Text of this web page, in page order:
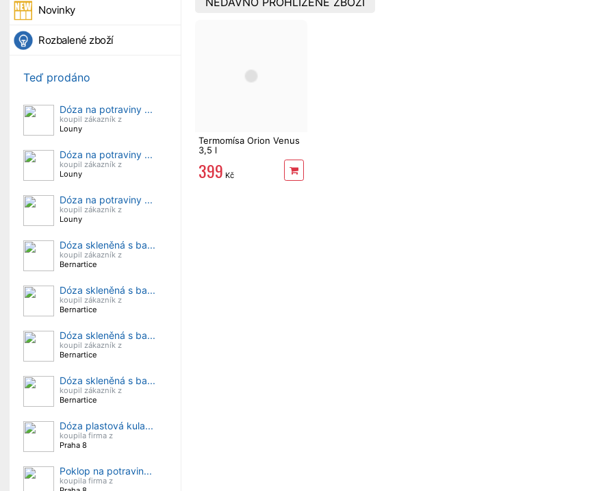
Novinky
Rozbalené zboží
Teď prodáno
Dóza na potraviny ...
koupil zákazník z
Louny
Dóza na potraviny ...
koupil zákazník z
Louny
Dóza na potraviny ...
koupil zákazník z
Louny
Dóza skleněná s ba...
koupil zákazník z
Bernartice
Dóza skleněná s ba...
koupil zákazník z
Bernartice
Dóza skleněná s ba...
koupil zákazník z
Bernartice
Dóza skleněná s ba...
koupil zákazník z
Bernartice
Dóza plastová kula...
koupila firma z
Praha 8
Poklop na potravin...
koupila firma z
Termomísa Orion Venus
3,5 l
399 Kč